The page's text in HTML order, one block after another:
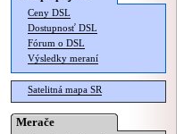
Ceny DSL
Dostupnosť DSL
Fórum o DSL
Výsledky meraní
Satelitná mapa SR
Merače